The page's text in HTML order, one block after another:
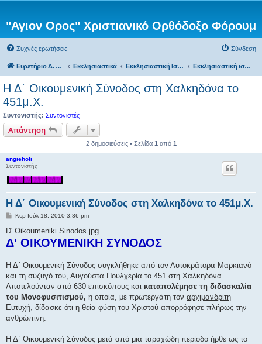
"Αγιον Ορος" Χριστιανικό Ορθόδοξο Φόρουμ
Συχνές ερωτήσεις Σύνδεση
Ευρετήριο Δ. Συζήτησης Εκκλησιαστικά Εκκλησιαστική Ιστορία Εκκλησιαστική ιστορία κατά τους πρώτους Αποστολικούς χρόνους
Η Δ΄ Οικουμενική Σύνοδος στη Χαλκηδόνα το
451μ.Χ.
Συντονιστής: Συντονιστές
Απάντηση
2 δημοσιεύσεις • Σελίδα 1 από 1
angieholi
Συντονιστής
Η Δ΄ Οικουμενική Σύνοδος στη Χαλκηδόνα το 451μ.Χ.
Δ
μ
σ
υ
η
Κυρ Ιούλ 18, 2010 3:36 pm
D' Oikoumeniki Sinodos.jpg
Δ' ΟΙΚΟΥΜΕΝΙΚΗ ΣΥΝΟΔΟΣ
Η Δ΄ Οικουμενική Σύνοδος συγκλήθηκε από τον Αυτοκράτορα Μαρκιανό
και τη σύζυγό του, Αυγούστα Πουλχερία το 451 στη Χαλκηδόνα.
Αποτελούνταν από 630 επισκόπους και καταπολέμησε τη διδασκαλία
του Μονοφυσιτισμού, η οποία, με πρωτεργάτη τον αρχιμανδρίτη
Ευτυχή , δίδασκε ότι η θεία φύση του Χριστού απορρόφησε πλήρως την
ανθρώπινη.
Η Δ΄ Οικουμενική Σύνοδος μετά από μια ταραχώδη περίοδο ήρθε ως το